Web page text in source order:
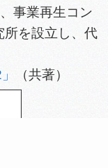
事業再生コン
所を設立し、代
（共著）